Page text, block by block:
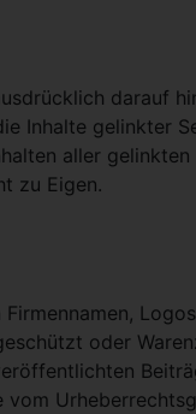
darauf
Inhalte gelinkter
aller
zu Eigen.
oder